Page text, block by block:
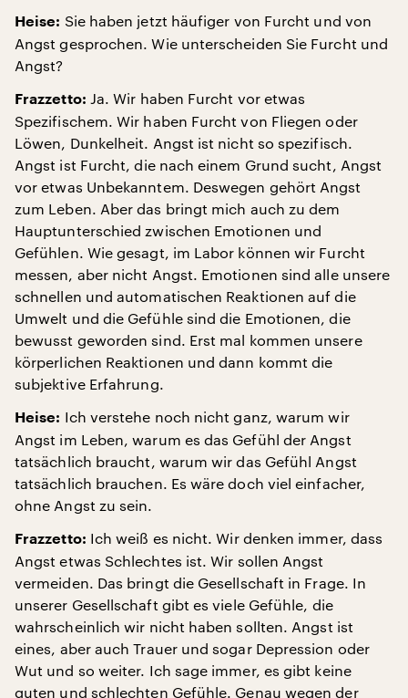
Heise: Sie haben jetzt häufiger von Furcht und von
Angst gesprochen. Wie unterscheiden Sie Furcht und
Angst?
Frazzetto: Ja. Wir haben Furcht vor etwas
Spezifischem. Wir haben Furcht von Fliegen oder
Löwen, Dunkelheit. Angst ist nicht so spezifisch.
Angst ist Furcht, die nach einem Grund sucht, Angst
vor etwas Unbekanntem. Deswegen gehört Angst
zum Leben. Aber das bringt mich auch zu dem
Hauptunterschied zwischen Emotionen und
Gefühlen. Wie gesagt, im Labor können wir Furcht
messen, aber nicht Angst. Emotionen sind alle unsere
schnellen und automatischen Reaktionen auf die
Umwelt und die Gefühle sind die Emotionen, die
bewusst geworden sind. Erst mal kommen unsere
körperlichen Reaktionen und dann kommt die
subjektive Erfahrung.
Heise: Ich verstehe noch nicht ganz, warum wir
Angst im Leben, warum es das Gefühl der Angst
tatsächlich braucht, warum wir das Gefühl Angst
tatsächlich brauchen. Es wäre doch viel einfacher,
ohne Angst zu sein.
Frazzetto: Ich weiß es nicht. Wir denken immer, dass
Angst etwas Schlechtes ist. Wir sollen Angst
vermeiden. Das bringt die Gesellschaft in Frage. In
unserer Gesellschaft gibt es viele Gefühle, die
wahrscheinlich wir nicht haben sollten. Angst ist
eines, aber auch Trauer und sogar Depression oder
Wut und so weiter. Ich sage immer, es gibt keine
guten und schlechten Gefühle. Genau wegen der